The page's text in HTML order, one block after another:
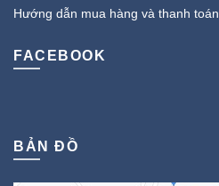
Hướng dẫn mua hàng và thanh toán
FACEBOOK
BẢN ĐỒ